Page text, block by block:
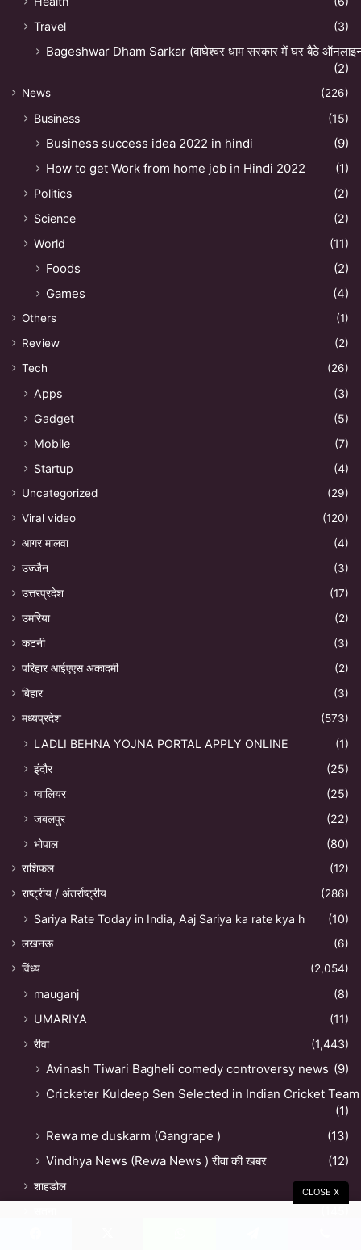
Travel
(3)
Bageshwar Dham Sarkar (बाघेश्वर धाम सरकार में घर बैठे
(2)
News (226)
Business (15)
Business success idea 2022 in hindi
(9)
How to get Work from home job in Hindi 2022
(1)
Politics
(2)
Science
(2)
World
(11)
Foods
(2)
Games
(4)
Others
(1)
Review
(2)
Tech
(26)
Apps
(3)
Gadget
(5)
Mobile
(7)
Startup
(4)
Uncategorized
(29)
Viral video
(120)
आगर मालवा
(4)
उज्जैन
(3)
उत्तरप्रदेश
(17)
उमरिया
(2)
कटनी
(3)
परिहार आईएएस अकादमी
(2)
बिहार
(3)
मध्यप्रदेश
(573)
LADLI BEHNA YOJNA PORTAL APPLY ONLINE
(1)
इंदौर
(25)
ग्वालियर
(25)
जबलपुर
(22)
भोपाल
(80)
राशिफल
(12)
राष्ट्रीय / अंतर्राष्ट्रीय
(286)
Sariya Rate Today in India, Aaj Sariya ka rate kya h (10)
लखनऊ
(6)
विंध्य
(2,054)
mauganj
(8)
UMARIYA
(11)
रीवा
(1,443)
Avinash Tiwari Bagheli comedy controversy news (9)
Cricketer Kuldeep Sen Selected in Indian Cricket Team
(1)
Rewa me duskarm (Gangrape )
(13)
Vindhya News (Rewa News ) रीवा की खबर
(12)
शाहडोल
(13)
CLOSE X